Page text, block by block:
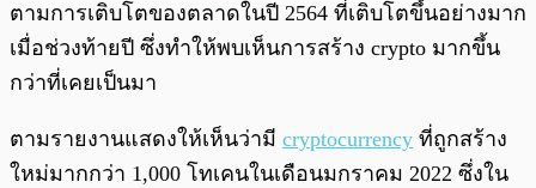
ตามการเติบโตของตลาดในปี 2564 ที่เติบโตขึ้นอย่างมาก
เมื่อช่วงท้ายปี ซึ่งทำให้พบเห็นการสร้าง crypto มากขึ้น
กว่าที่เคยเป็นมา
ตามรายงานแสดงให้เห็นว่ามี cryptocurrency ที่ถูกสร้าง
ใหม่มากกว่า 1,000 โทเคนในเดือนมกราคม 2022 ซึ่งใน